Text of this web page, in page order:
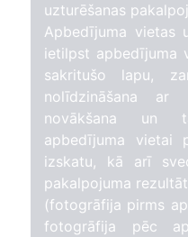
uzturēšanas
Apbedījuma vietas
ietilpst apbedījuma
sakritušo lapu,
nolīdzināšana ar
novākšana un
apbedījuma vietai
izskatu, kā arī
pakalpojuma
(fotogrāfija pirms
fotogrāfija pēc